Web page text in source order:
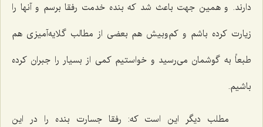
دارند. و همین جهت باعث شد كه بنده خدمت رفقا برسم و آنها را
زیارت كرده باشم و كم‌وبیش هم بعضی از مطالب گلایه‌آمیزی هم
طبعاً به گوشمان می‌رسید و خواستیم كمی از بسیار را جبران كرده
باشیم.
مطلب دیگر این است كه: رفقا جسارت بنده را در این